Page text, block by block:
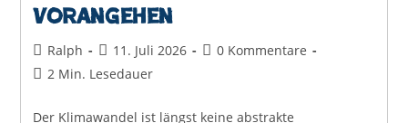
vorangehen
Beitrags-
Autor:
Ralph
Beitrag
veröffentlicht:
11. Juli 2026
Beitrags-
0 Kommentare
Lesedauer:
2 Min. Lesedauer
Der Klimawandel ist längst keine abstrakte